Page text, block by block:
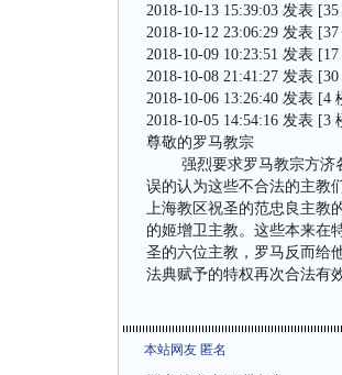
2018-10-13 15:39:03 发表 [35
2018-10-12 23:06:29 发表 [37
2018-10-09 10:23:51 发表 [17
2018-10-08 21:41:27 发表 [30
2018-10-06 13:26:40 发表 [4
2018-10-05 14:54:16 发表 [3
尊敬的罗马教宗
强烈要求罗马教宗方济各
误的认为这些不合法的主教
上海教区祝圣的范忠良主教
的姬增卫主教。这些本来在
圣的六位主教，罗马反而给
法典赋予的特权再次合法有
本站网友 匿名